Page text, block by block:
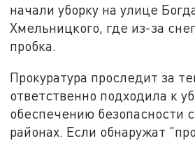
начали уборку на улице
Хмельницкого, где из-за
пробка.
Прокуратура проследит за
ответственно подходила к
обеспечению безопасности
районах. Если обнаружат